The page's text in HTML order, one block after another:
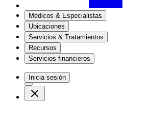
Médicos & Especialistas
Ubicaciones
Servicios & Tratamientos
Recursos
Servicios financieros
Inicia sesión